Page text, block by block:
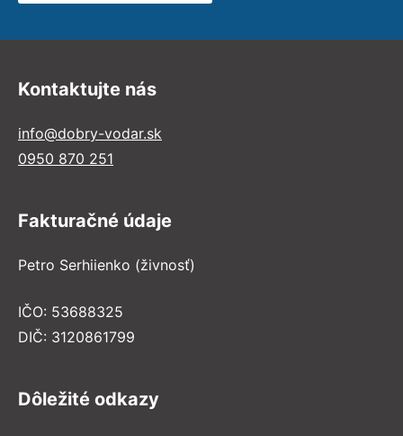
Kontaktujte nás
info@dobry-vodar.sk
0950 870 251
Fakturačné údaje
Petro Serhiienko (živnosť)
IČO: 53688325
DIČ: 3120861799
Dôležité odkazy